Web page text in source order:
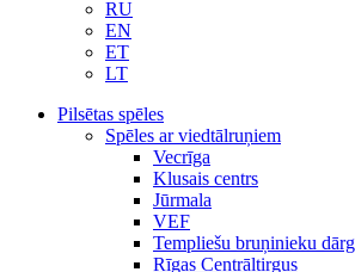
RU
EN
ET
LT
Pilsētas spēles
Spēles ar viedtālruņiem
Vecrīga
Klusais centrs
Jūrmala
VEF
Templiešu bruņinieku
Rīgas Centrāltirgus